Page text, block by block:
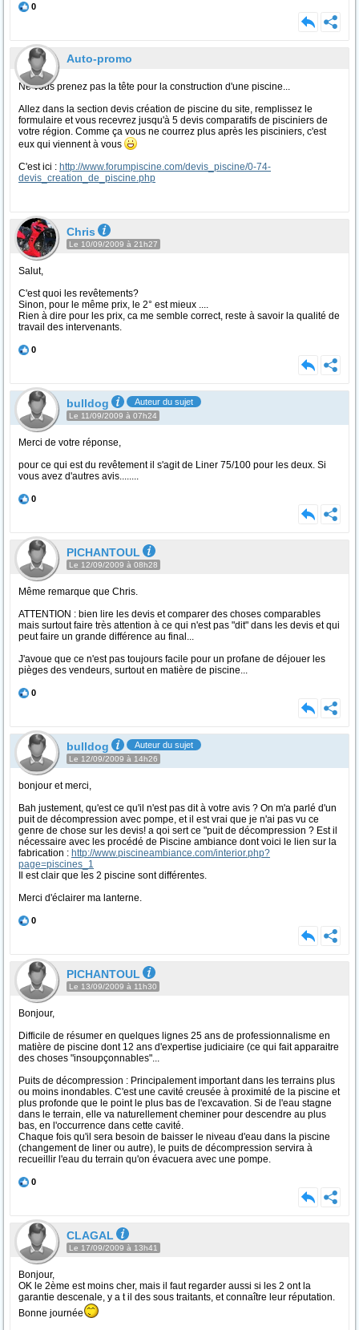
0
Auto-promo
Ne vous prenez pas la tête pour la construction d'une piscine...
Allez dans la section devis création de piscine du site, remplissez le
formulaire et vous recevrez jusqu'à 5 devis comparatifs de pisciniers de
votre région. Comme ça vous ne courrez plus après les pisciniers, c'est
eux qui viennent à vous
C'est ici : http://www.forumpiscine.com/devis_piscine/0-74-
devis_creation_de_piscine.php
Chris
Le 10/09/2009 à 21h27
Salut,
C'est quoi les revêtements?
Sinon, pour le même prix, le 2° est mieux ....
Rien à dire pour les prix, ca me semble correct, reste à savoir la qualité de
travail des intervenants.
0
bulldog Auteur du sujet
Le 11/09/2009 à 07h24
Merci de votre réponse,
pour ce qui est du revêtement il s'agit de Liner 75/100 pour les deux. Si
vous avez d'autres avis........
0
PICHANTOUL
Le 12/09/2009 à 08h28
Même remarque que Chris.
ATTENTION : bien lire les devis et comparer des choses comparables
mais surtout faire très attention à ce qui n'est pas "dit" dans les devis et qui
peut faire un grande différence au final...
J'avoue que ce n'est pas toujours facile pour un profane de déjouer les
pièges des vendeurs, surtout en matière de piscine...
0
bulldog Auteur du sujet
Le 12/09/2009 à 14h26
bonjour et merci,
Bah justement, qu'est ce qu'il n'est pas dit à votre avis ? On m'a parlé d'un
puit de décompression avec pompe, et il est vrai que je n'ai pas vu ce
genre de chose sur les devis! a qoi sert ce "puit de décompression ? Est il
nécessaire avec les procédé de Piscine ambiance dont voici le lien sur la
fabrication : http://www.piscineambiance.com/interior.php?
page=piscines_1
Il est clair que les 2 piscine sont différentes.
Merci d'éclairer ma lanterne.
0
PICHANTOUL
Le 13/09/2009 à 11h30
Bonjour,
Difficile de résumer en quelques lignes 25 ans de professionnalisme en
matière de piscine dont 12 ans d'expertise judiciaire (ce qui fait apparaitre
des choses "insoupçonnables"...
Puits de décompression : Principalement important dans les terrains plus
ou moins inondables. C'est une cavité creusée à proximité de la piscine et
plus profonde que le point le plus bas de l'excavation. Si de l'eau stagne
dans le terrain, elle va naturellement cheminer pour descendre au plus
bas, en l'occurrence dans cette cavité.
Chaque fois qu'il sera besoin de baisser le niveau d'eau dans la piscine
(changement de liner ou autre), le puits de décompression servira à
recueillir l'eau du terrain qu'on évacuera avec une pompe.
0
CLAGAL
Le 17/09/2009 à 13h41
Bonjour,
OK le 2ème est moins cher, mais il faut regarder aussi si les 2 ont la
garantie descenale, y a t il des sous traitants, et connaître leur réputation.
Bonne journée